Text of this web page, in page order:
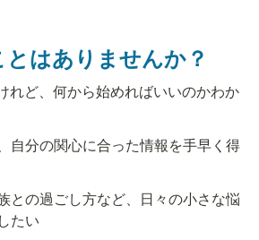
はありませんか？
れど、何から始めればいいのかわか
自分の関心に合った情報を手早く得
との過ごし方など、日々の小さな悩
たい